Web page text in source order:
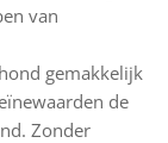
van
gemakkelijk
de
Zonder